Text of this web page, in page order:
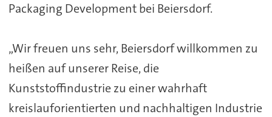
Packaging Development bei Beiersdorf.
„Wir freuen uns sehr, Beiersdorf willkommen zu
heißen auf unserer Reise, die
Kunststoffindustrie zu einer wahrhaft
kreislauforientierten und nachhaltigen Industrie